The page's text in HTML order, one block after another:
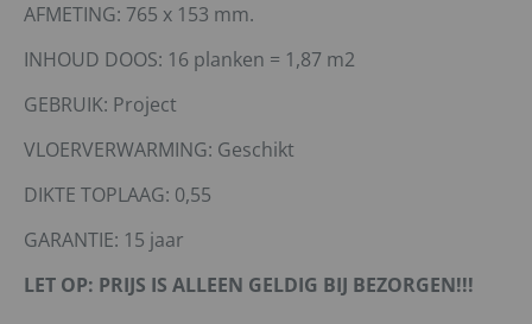
AFMETING: 765 x 153 mm.
INHOUD DOOS: 16 planken = 1,87 m2
GEBRUIK: Project
VLOERVERWARMING: Geschikt
DIKTE TOPLAAG: 0,55
GARANTIE: 15 jaar
LET OP: PRIJS IS ALLEEN GELDIG BIJ BEZORGEN!!!